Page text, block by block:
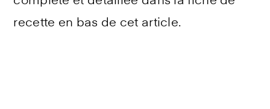
recette en bas de cet article.